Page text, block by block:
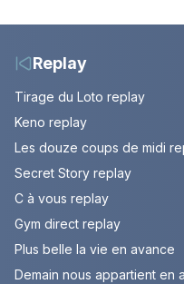
Replay
Tirage du Loto replay
Keno replay
Les douze coups de midi
Secret Story replay
C à vous replay
Gym direct replay
Plus belle la vie en avance
Demain nous appartient en